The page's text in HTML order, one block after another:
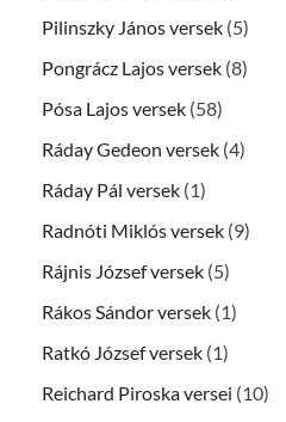
Pilinszky János versek (5)
Pongrácz Lajos versek (8)
Pósa Lajos versek (58)
Ráday Gedeon versek (4)
Ráday Pál versek (1)
Radnóti Miklós versek (9)
Rájnis József versek (5)
Rákos Sándor versek (1)
Ratkó József versek (1)
Reichard Piroska versei (10)